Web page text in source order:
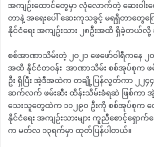
အကျဉ်းထောင်တွေမှာ လုံလောက်တဲ့ ဆေးဝါးစ
တာနဲ့ အရေးပေါ် ဆေးကုသခွင့် မရရှိတာတွေကြ
နိုင်ငံရေး အကျဥ်းသား ၂၈ဦးအထိ ရှိခဲ့တယ်
စစ်အာဏာသိမ်းတဲ့ ၂၀၂၁ ဖေဖော်ဝါရီကနေ
အထိ နိုင်ငံတဝန်း အာဏာသိမ်း စစ်အုပ်စုက ဖ
ဦး ရှိပြီး အဲ့ဒီအထဲက တချို့ပြန်လွတ်ကာ ၂၂၄
ဆက်လက် ဖမ်းဆီး ထိန်းသိမ်းခံရဆဲ ဖြစ်ကာ
သေးသူတွေထဲက ၁၁၂၉၀ ဦးကို စစ်အုပ်စုက
နိုင်ငံရေး အကျဉ်းသားများ ကူညီစောင့်ရှောက်
က မတ်လ ၁၃ရက်မှာ ထုတ်ပြန်ပါတယ်။